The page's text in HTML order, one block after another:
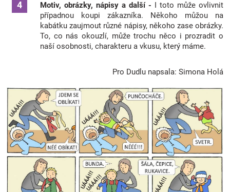
Motiv, obrázky, nápisy a další - I toto může ovlivnit
případnou koupi zákazníka. Někoho můžou na
kabátku zaujmout různé nápisy, někoho zase obrázky.
To, co nás okouzlí, může trochu něco i prozradit o
naší osobnosti, charakteru a vkusu, který máme.
Pro Dudlu napsala: Simona Holá